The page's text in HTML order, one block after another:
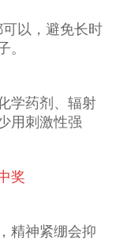
以，避免长时
。
学药剂、辐射
用刺激性强
奖
精神紧绷会抑